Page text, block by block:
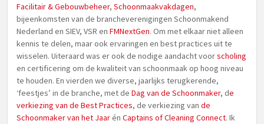
Facilitair & Gebouwbeheer, Schoonmaakvakdagen,
bijeenkomsten van de brancheverenigingen Schoonmakend
Nederland en SIEV, VSR en FMNextGen. Om met elkaar niet alleen
kennis te delen, maar ook ervaringen en best practices uit te
wisselen. Uiteraard was er ook de nodige aandacht voorscholing
en certificering om de kwaliteit van schoonmaak op hoog niveau
te houden. En vierden we diverse, jaarlijks terugkerende,
‘feestjes’ in de branche, met de Dag van de Schoonmaker, de
verkiezing van de Best Practices, de verkiezing van de
Schoonmaker van het Jaarén Captains of Cleaning Connect. Ik